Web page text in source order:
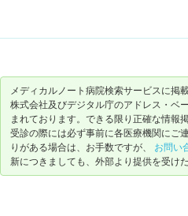
メディカルノート病院検索サービスに掲
株式会社及びデジタル庁のアドレス・ベ
まれております。できる限り正確な情報
受診の際には必ず事前に各医療機関にご
りがある場合は、お手数ですが、 お問い
新につきましても、外部より提供を受け